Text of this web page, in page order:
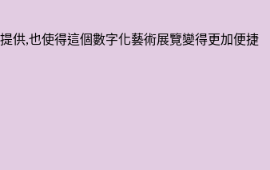
供,也使得這個數字化藝術展覽變得更加便捷